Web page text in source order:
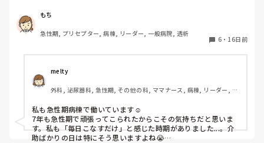
すが、今は毎日業務をこなすだけになっています。同じよう
にやりがいを見失った経験がある方はいますか？また、どの
ように気持ちを立て直しましたか？
もち
急性期, プリセプター, 病棟, リーダー, 一般病院, 透析
6・ 16日前
melty
外科, 泌尿器科, 急性期, その他の科, ママナース, 病棟, リーダー, 消
私も急性期病棟で働いています☺️
7年も急性期で頑張ってこられたからこその気持ちだと思いま
す。私も「毎日こなすだけ」と感じた時期がありました...。介
助ばかりの日は特にそう思いますよね😭